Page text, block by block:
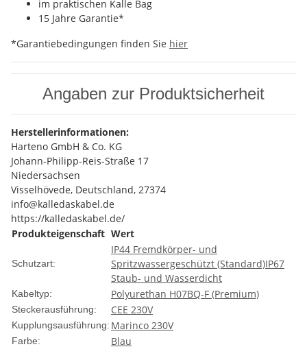
im praktischen Kalle Bag
15 Jahre Garantie*
*Garantiebedingungen finden Sie hier
Angaben zur Produktsicherheit
Herstellerinformationen:
Harteno GmbH & Co. KG
Johann-Philipp-Reis-Straße 17
Niedersachsen
Visselhövede, Deutschland, 27374
info@kalledaskabel.de
https://kalledaskabel.de/
Produkteigenschaft Wert
Schutzart:
IP44 Fremdkörper- und
Spritzwassergeschützt (Standard)IP67
Staub- und Wasserdicht
Kabeltyp: Polyurethan H07BQ-F (Premium)
Steckerausführung: CEE 230V
Kupplungsausführung: Marinco 230V
Farbe: Blau